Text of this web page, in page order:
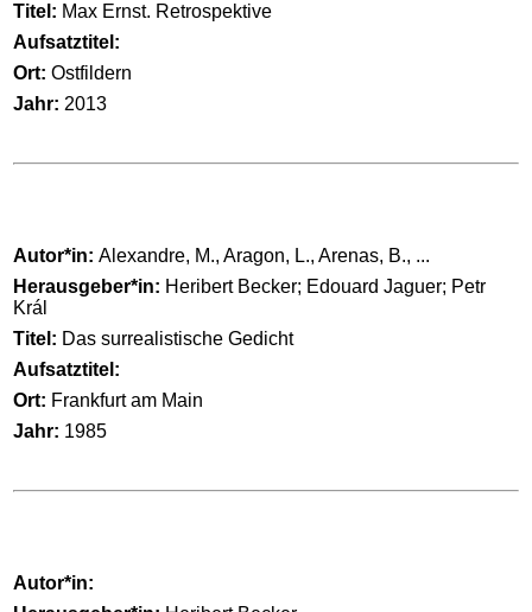
Titel: Max Ernst. Retrospektive
Aufsatztitel:
Ort: Ostfildern
Jahr: 2013
Autor*in: Alexandre, M., Aragon, L., Arenas, B., ...
Herausgeber*in: Heribert Becker; Edouard Jaguer; Petr
Král
Titel: Das surrealistische Gedicht
Aufsatztitel:
Ort: Frankfurt am Main
Jahr: 1985
Autor*in: